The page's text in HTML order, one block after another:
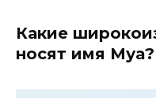
Какие
носят имя Муа?